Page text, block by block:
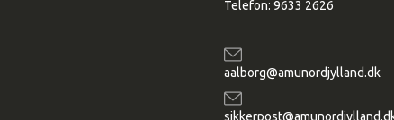
Telefon: 9633 2626
aalborg@amunordjylland.dk